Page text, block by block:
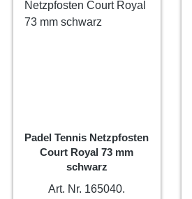
Padel Tennis Netzpfosten
Court Royal 73 mm
schwarz
Art. Nr. 165040.